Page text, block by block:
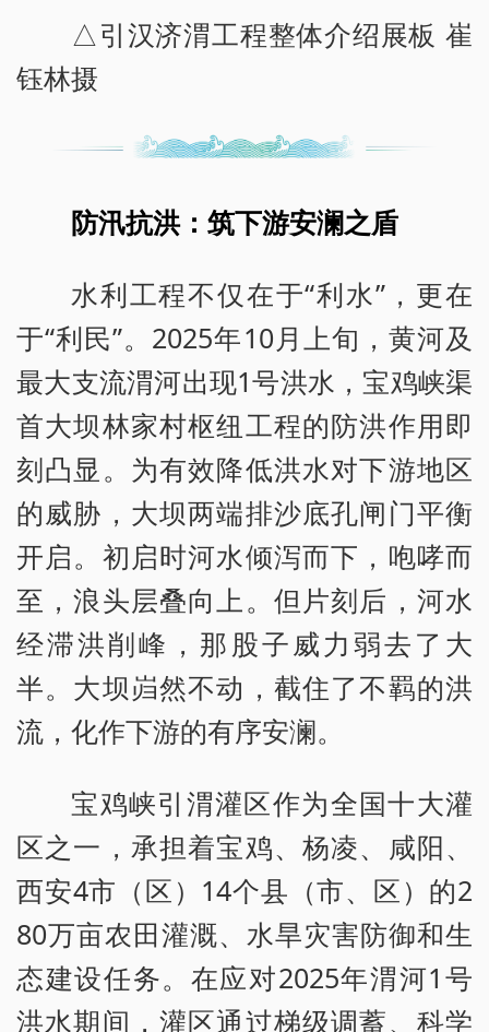
△引汉济渭工程整体介绍展板 崔
钰林摄
防汛抗洪：筑下游安澜之盾
水利工程不仅在于“利水”，更在
于“利民”。2025年10月上旬，黄河及
最大支流渭河出现1号洪水，宝鸡峡渠
首大坝林家村枢纽工程的防洪作用即
刻凸显。为有效降低洪水对下游地区
的威胁，大坝两端排沙底孔闸门平衡
开启。初启时河水倾泻而下，咆哮而
至，浪头层叠向上。但片刻后，河水
经滞洪削峰，那股子威力弱去了大
半。大坝岿然不动，截住了不羁的洪
流，化作下游的有序安澜。
宝鸡峡引渭灌区作为全国十大灌
区之一，承担着宝鸡、杨凌、咸阳、
西安4市（区）14个县（市、区）的2
80万亩农田灌溉、水旱灾害防御和生
态建设任务。在应对2025年渭河1号
洪水期间，灌区通过梯级调蓄、科学